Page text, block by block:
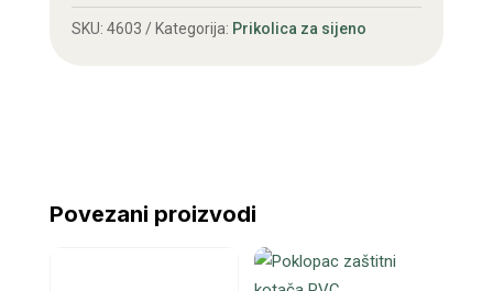
tip
(rupa
SKU: 4603 Kategorija: Prikolica za sijeno
Povezani proizvodi